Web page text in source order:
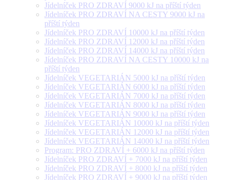
Jídelníček PRO ZDRAVÍ 9000 kJ na příští týden
Jídelníček PRO ZDRAVÍ NA CESTY 9000 kJ na
příští týden
Jídelníček PRO ZDRAVÍ 10000 kJ na příští týden
Jídelníček PRO ZDRAVÍ 12000 kJ na příští týden
Jídelníček PRO ZDRAVÍ 14000 kJ na příští týden
Jídelníček PRO ZDRAVÍ NA CESTY 10000 kJ na
příští týden
Jídelníček VEGETARIÁN 5000 kJ na příští týden
Jídelníček VEGETARIÁN 6000 kJ na příští týden
Jídelníček VEGETARIÁN 7000 kJ na příští týden
Jídelníček VEGETARIÁN 8000 kJ na příští týden
Jídelníček VEGETARIÁN 9000 kJ na příští týden
Jídelníček VEGETARIÁN 10000 kJ na příští týden
Jídelníček VEGETARIÁN 12000 kJ na příští týden
Jídelníček VEGETARIÁN 14000 kJ na příští týden
Program: PRO ZDRAVÍ + 6000 kJ na příští týden
Jídelníček PRO ZDRAVÍ + 7000 kJ na příští týden
Jídelníček PRO ZDRAVÍ + 8000 kJ na příští týden
Jídelníček PRO ZDRAVÍ + 9000 kJ na příští týden